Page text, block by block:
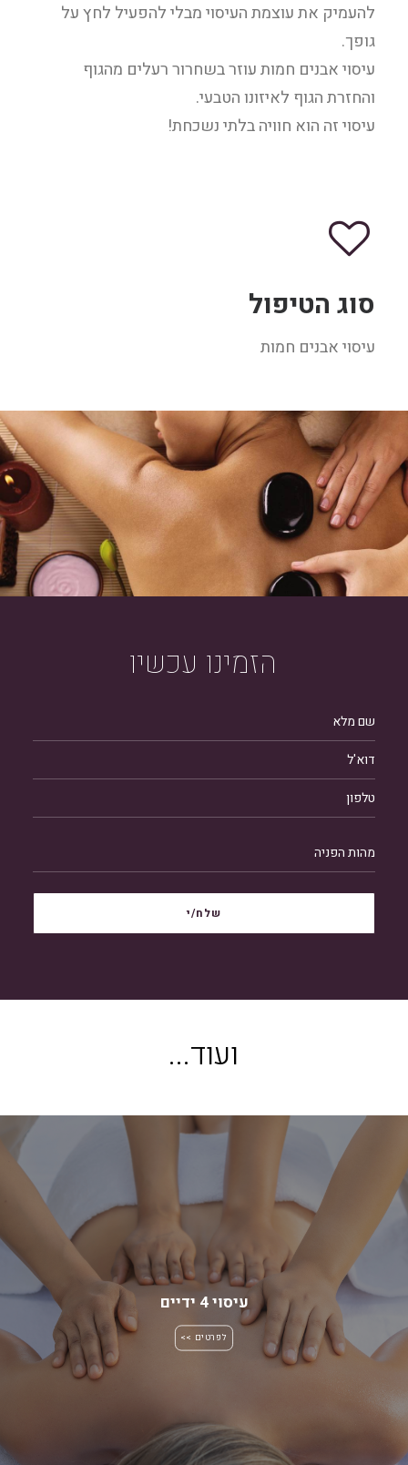
להעמיק את עוצמת העיסוי מבלי להפעיל לחץ על
גופך.
עיסוי אבנים חמות עוזר בשחרור רעלים מהגוף
והחזרת הגוף לאיזונו הטבעי.
עיסוי זה הוא חוויה בלתי נשכחת!
סוג הטיפול
עיסוי אבנים חמות
הזמינו עכשיו
ועוד.
.
.
עיסוי 4 ידיים
לפרטים >>